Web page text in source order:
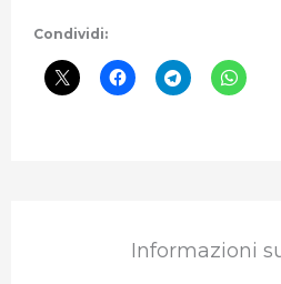
Condividi:
Informazioni